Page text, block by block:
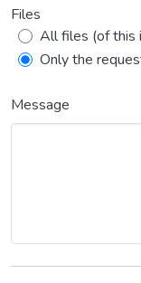
Files
All files (of this
Only the
Message